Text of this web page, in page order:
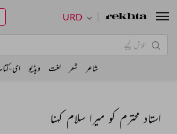
استاد محترم کو میرا سلام کہنا
URD
شاعر شعر لغت ویڈیو ای-